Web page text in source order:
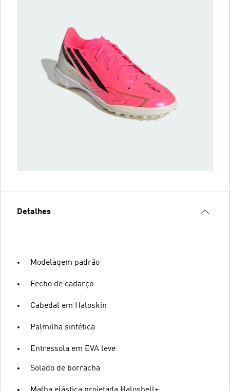
Detalhes
Modelagem padrão
Fecho de cadarço
Cabedal em Haloskin
Palmilha sintética
Entressola em EVA leve
Solado de borracha